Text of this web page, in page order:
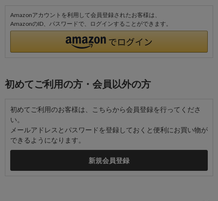
Amazonアカウントを利用して会員登録されたお客様は、
AmazonのID、パスワードで、ログインすることができます。
初めてご利用の方・会員以外の方
初めてご利用のお客様は、こちらから会員登録を行ってくださ
い。
メールアドレスとパスワードを登録しておくと便利にお買い物が
できるようになります。